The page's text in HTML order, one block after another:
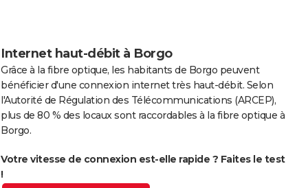
Internet haut-débit à Borgo
Grâce à la fibre optique, les habitants de Borgo peuvent
bénéficier d'une connexion internet très haut-débit. Selon
l'Autorité de Régulation des Télécommunications (ARCEP),
plus de 80 % des locaux sont raccordables à la fibre optique à
Borgo.
Votre vitesse de connexion est-elle rapide ? Faites le test
!